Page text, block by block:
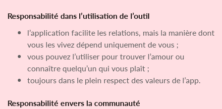
Responsabilité dans l’utilisation de l’outil
l’application facilite les relations, mais la manière dont
vous les vivez dépend uniquement de vous ;
vous pouvez l’utiliser pour trouver l’amour ou
connaître quelqu’un qui vous plaît ;
toujours dans le plein respect des valeurs de l’app.
Responsabilité envers la communauté